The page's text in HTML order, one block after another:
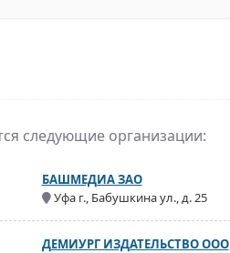
следующие организации:
БАШМЕДИА ЗАО
Уфа г., Бабушкина ул., д. 25
ДЕМИУРГ ИЗДАТЕЛЬСТВО ООО